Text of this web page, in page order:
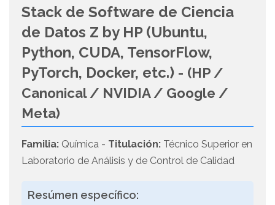
Stack de Software de Ciencia
de Datos Z by HP (Ubuntu,
Python, CUDA, TensorFlow,
PyTorch, Docker, etc.) - (HP /
Canonical / NVIDIA / Google /
Meta)
Familia: Química - Titulación: Técnico Superior en
Laboratorio de Análisis y de Control de Calidad
Resúmen específico: